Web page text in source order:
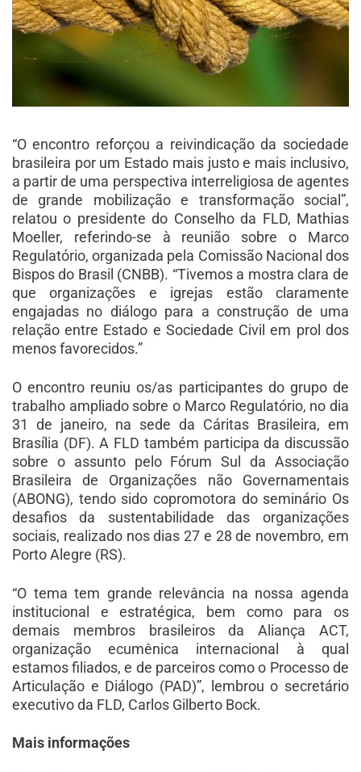
“O encontro reforçou a reivindicação da sociedade
brasileira por um Estado mais justo e mais inclusivo,
a partir de uma perspectiva interreligiosa de agentes
de grande mobilização e transformação social”,
relatou o presidente do Conselho da FLD, Mathias
Moeller, referindo-se à reunião sobre o Marco
Regulatório, organizada pela Comissão Nacional dos
Bispos do Brasil (CNBB). “Tivemos a mostra clara de
que organizações e igrejas estão claramente
engajadas no diálogo para a construção de uma
relação entre Estado e Sociedade Civil em prol dos
menos favorecidos.”
O encontro reuniu os/as participantes do grupo de
trabalho ampliado sobre o Marco Regulatório, no dia
31 de janeiro, na sede da Cáritas Brasileira, em
Brasília (DF). A FLD também participa da discussão
sobre o assunto pelo Fórum Sul da Associação
Brasileira de Organizações não Governamentais
(ABONG), tendo sido copromotora do seminário Os
desafios da sustentabilidade das organizações
sociais, realizado nos dias 27 e 28 de novembro, em
Porto Alegre (RS).
“O tema tem grande relevância na nossa agenda
institucional e estratégica, bem como para os
demais membros brasileiros da Aliança ACT,
organização ecumênica internacional à qual
estamos filiados, e de parceiros como o Processo de
Articulação e Diálogo (PAD)”, lembrou o secretário
executivo da FLD, Carlos Gilberto Bock.
Mais informações